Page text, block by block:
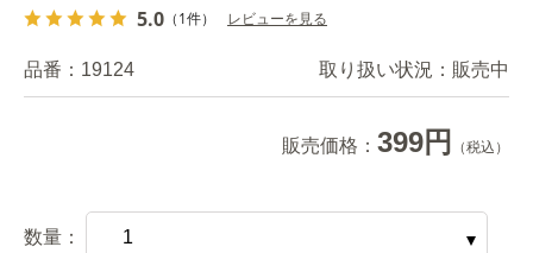
5.0 （1件） レビューを見る
品番： 19124 取り扱い状況： 販売中
販売価格： 399円 （税込）
数量：